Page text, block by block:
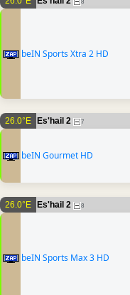
8
beIN Sports Xtra 2 HD
26.0°E Es'hail 2 7
beIN Gourmet HD
26.0°E Es'hail 2 8
beIN Sports Max 3 HD